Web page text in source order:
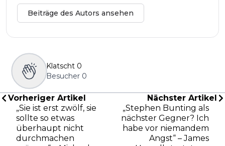
Beiträge des Autors ansehen
Klatscht 0
Besucher 0
Vorheriger Artikel
„Sie ist erst zwölf, sie
sollte so etwas
überhaupt nicht
durchmachen
Nächster Artikel
„Stephen Bunting als
nächster Gegner? Ich
habe vor niemandem
Angst“ – James